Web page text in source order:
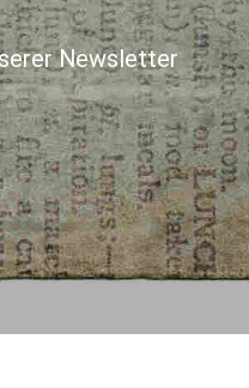
Newsletter